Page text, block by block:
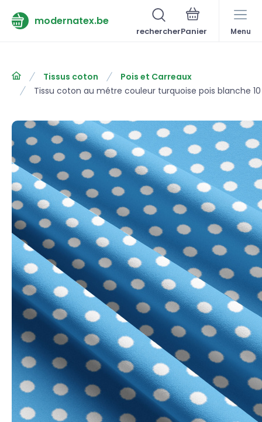
modernatex.be
rechercher Menu
Tissus coton
Pois et Carreaux
Tissu coton au métre couleur turquoise pois blanche